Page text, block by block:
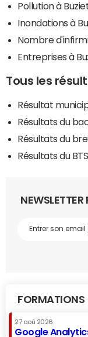
Pollution à
Inondations à
Nombre
Entreprises à
Tous les
Résultat
Résultats du
Résultats du
Résultats du
FORMATIONS
27 aoû 2026
Google